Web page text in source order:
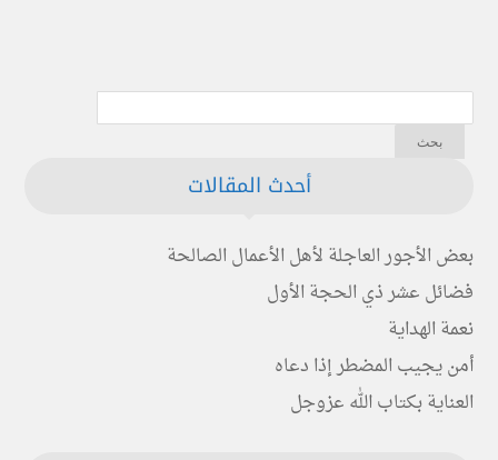
أحدث المقالات
بعض الأجور العاجلة لأهل الأعمال الصالحة
فضائل عشر ذي الحجة الأول
نعمة الهداية
أمن يجيب المضطر إذا دعاه
العناية بكتاب الله عزوجل